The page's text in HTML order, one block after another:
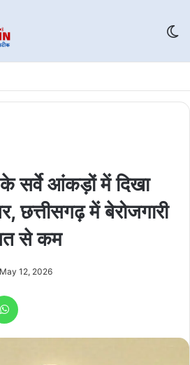
सर्वे आंकड़ों में दिखा
में बेरोजगारी
से कम
May 12, 2026